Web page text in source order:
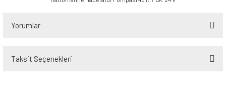
Yorumlar
Taksit Seçenekleri